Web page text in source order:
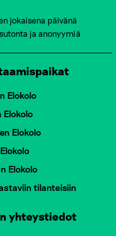
jokaisena päivänä
ja anonyymiä
Elokolo
Elokolo
Elokolo
Elokolo
tilanteisiin
yhteystiedot